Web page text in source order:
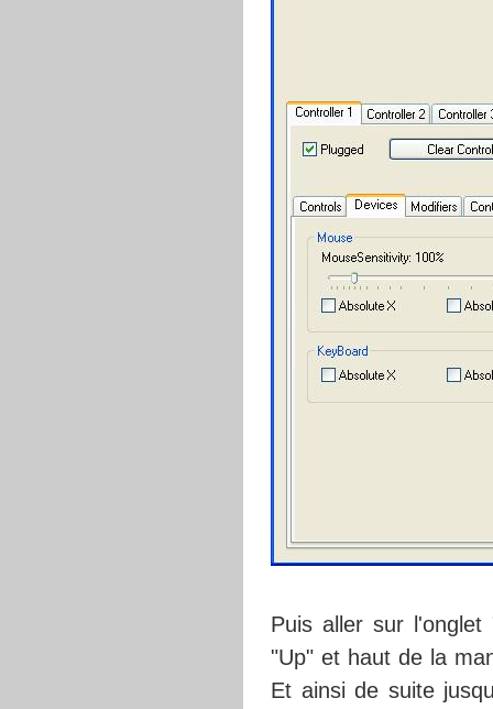
Puis aller sur
"Up" et haut de la
Et ainsi de suite